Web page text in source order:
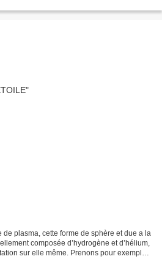
plasma, cette forme de sphère et due a la
composée d’hydrogène et d’hélium,
sur elle même. Prenons pour exemple